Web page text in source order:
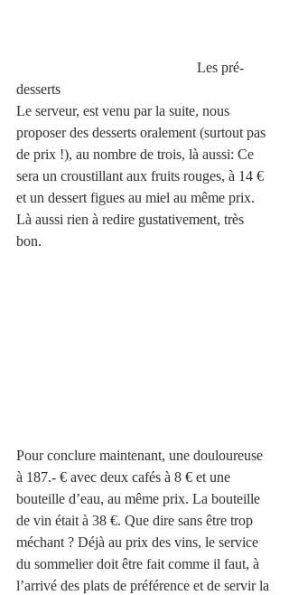
desserts
Le serveur, est venu par la suite, nous
proposer des desserts oralement (surtout pas
de prix !), au nombre de trois, là aussi: Ce
sera un croustillant aux fruits rouges, à 14 €
et un dessert figues au miel au même prix.
Là aussi rien à redire gustativement, très
bon.
Pour conclure maintenant, une douloureuse
à 187.- € avec deux cafés à 8 € et une
bouteille d’eau, au même prix. La bouteille
de vin était à 38 €. Que dire sans être trop
méchant ? Déjà au prix des vins, le service
du sommelier doit être fait comme il faut, à
l’arrivé des plats de préférence et de servir la